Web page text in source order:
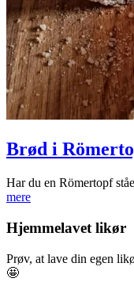
Brød i
2025-
04-
Har du en Römertopf
mere
Hjemmelavet likør
Prøv, at lave din egen
🤩